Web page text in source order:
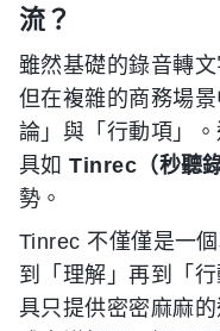
流？
雖然基礎的錄音轉
但在複雜的商務場
論」與「行動項」
具如Tinrec（秒聽錄
勢。
Tinrec 不僅僅是一
到「理解」再到「
具只提供密密麻麻